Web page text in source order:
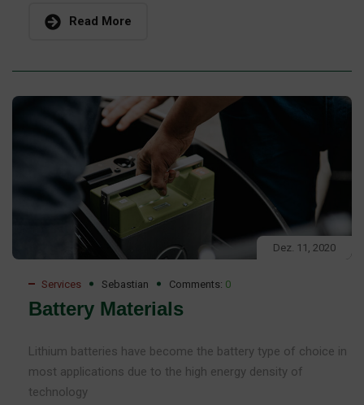
Read More
Dez. 11, 2020
Services Sebastian Comments: 0
Battery Materials
Lithium batteries have become the battery type of choice in
most applications due to the high energy density of
technology